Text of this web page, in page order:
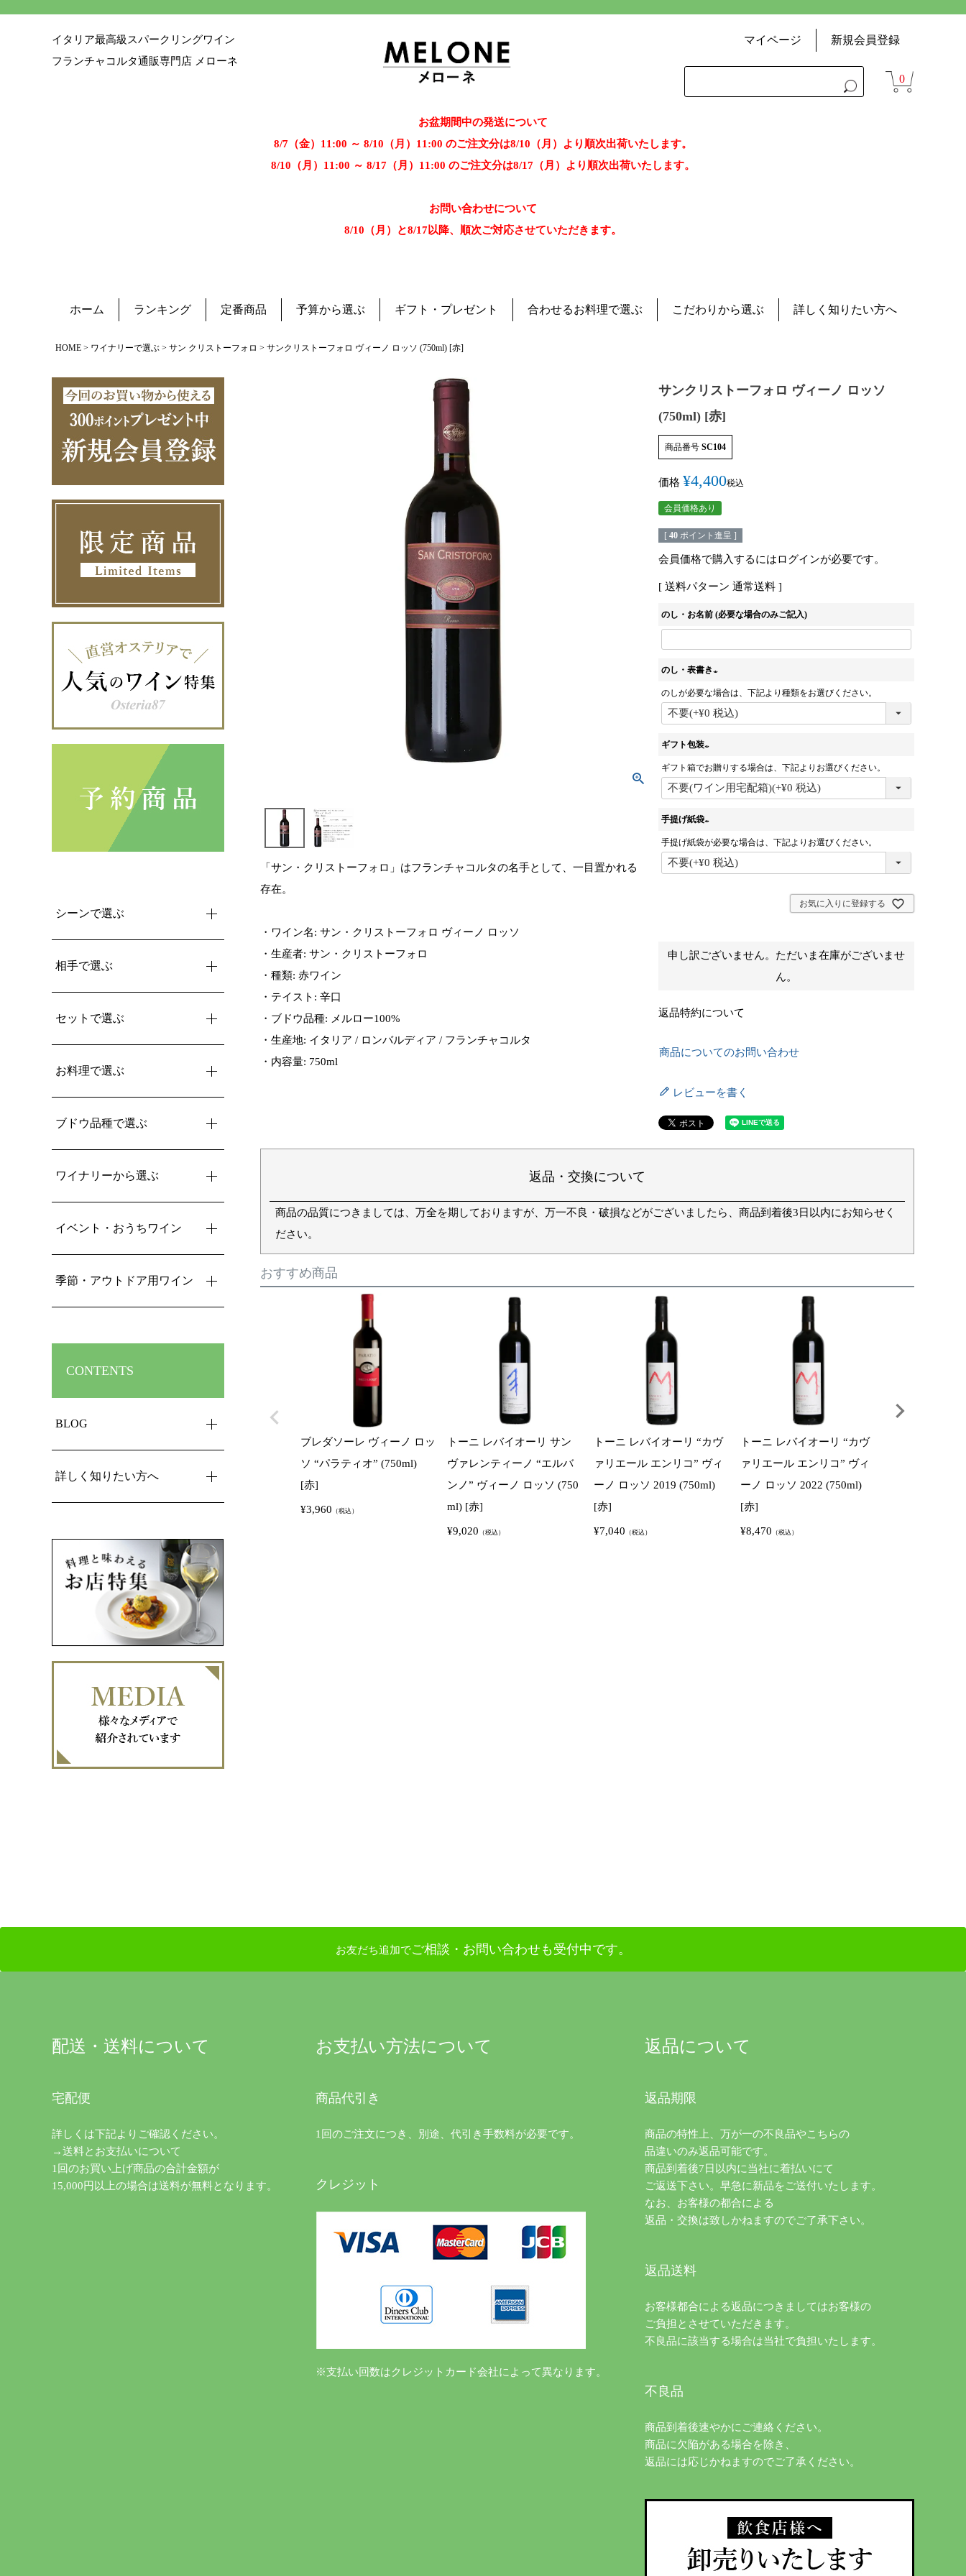
イタリア最高級スパークリングワイン
フランチャコルタ通販専門店 メローネ
マイページ 新規会員登録
0
お盆期間中の発送について
8/7（金）11:00 ～ 8/10（月）11:00 のご注文分は8/10（月）より順次出荷いたします。
8/10（月）11:00 ～ 8/17（月）11:00 のご注文分は8/17（月）より順次出荷いたします。
お問い合わせについて
8/10（月）と8/17以降、順次ご対応させていただきます。
ホーム ランキング 定番商品 予算から選ぶ ギフト・プレゼント 合わせるお料理で選ぶ こだわりから選ぶ 詳しく知りたい方へ
HOME ワイナリーで選ぶ サン クリストーフォロ サンクリストーフォロ ヴィーノ ロッソ (750ml) [赤]
シーンで選ぶ
相手で選ぶ
セットで選ぶ
お料理で選ぶ
ブドウ品種で選ぶ
ワイナリーから選ぶ
イベント・おうちワイン
季節・アウトドア用ワイン
CONTENTS
BLOG
詳しく知りたい方へ
「サン・クリストーフォロ」はフランチャコルタの名手として、一目置かれる
存在。
・ワイン名: サン・クリストーフォロ ヴィーノ ロッソ
・生産者: サン・クリストーフォロ
・種類: 赤ワイン
・テイスト: 辛口
・ブドウ品種: メルロー100%
・生産地: イタリア / ロンバルディア / フランチャコルタ
・内容量: 750ml
サンクリストーフォロ ヴィーノ ロッソ
(750ml) [赤]
商品番号 SC104
価格 ¥4,400税込
会員価格あり
[ 40 ポイント進呈 ]
会員価格で購入するにはログインが必要です。
送料パターン 通常送料
のし・お名前 (必要な場合のみご記入)
のし・表書き
(
必
須
のしが必要な場合は、下記より種類をお選びください。
ギフト包装
(
必
須
)
ギフト箱でお贈りする場合は、下記よりお選びください。
手提げ紙袋
(
必
須
手提げ紙袋が必要な場合は、下記よりお選びください。
お気に入りに登録する
申し訳ございません。ただいま在庫がございませ
ん。
返品特約について
商品についてのお問い合わせ
レビューを書く
返品・交換について
商品の品質につきましては、万全を期しておりますが、万一不良・破損などがございましたら、商品到着後3日以内にお知らせく
ださい。
おすすめ商品
ブレダソーレ ヴィーノ ロッ
ソ “パラティオ” (750ml)
[赤]
¥3,960 （税込）
トーニ レバイオーリ サン
ヴァレンティーノ “エルバ
ンノ” ヴィーノ ロッソ (750
ml) [赤]
¥9,020 （税込）
トーニ レバイオーリ “カヴ
ァリエール エンリコ” ヴィ
ーノ ロッソ 2019 (750ml)
[赤]
¥7,040 （税込）
トーニ レバイオーリ “カヴ
ァリエール エンリコ” ヴィ
ーノ ロッソ 2022 (750ml)
[赤]
¥8,470 （税込）
お友だち追加でご相談・お問い合わせも受付中です。
配送・送料について
宅配便
詳しくは下記よりご確認ください。
→送料とお支払いについて
1回のお買い上げ商品の合計金額が
15,000円以上の場合は送料が無料となります。
お支払い方法について
商品代引き
1回のご注文につき、別途、代引き手数料が必要です。
クレジット
※支払い回数はクレジットカード会社によって異なります。
返品について
返品期限
商品の特性上、万が一の不良品やこちらの
品違いのみ返品可能です。
商品到着後7日以内に当社に着払いにて
ご返送下さい。早急に新品をご送付いたします。
なお、お客様の都合による
返品・交換は致しかねますのでご了承下さい。
返品送料
お客様都合による返品につきましてはお客様の
ご負担とさせていただきます。
不良品に該当する場合は当社で負担いたします。
不良品
商品到着後速やかにご連絡ください。
商品に欠陥がある場合を除き、
返品には応じかねますのでご了承ください。